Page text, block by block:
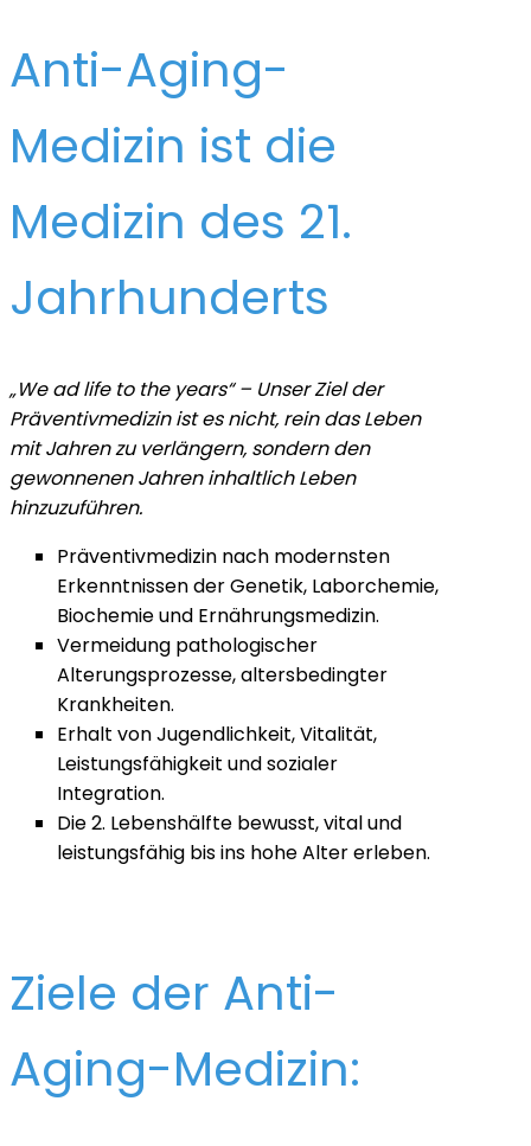
Anti-Aging-
Medizin ist die
Medizin des 21.
Jahrhunderts
„We ad life to the years“ – Unser Ziel der
Präventivmedizin ist es nicht, rein das Leben
mit Jahren zu verlängern, sondern den
gewonnenen Jahren inhaltlich Leben
hinzuzuführen.
Präventivmedizin nach modernsten
Erkenntnissen der Genetik, Laborchemie,
Biochemie und Ernährungsmedizin.
Vermeidung pathologischer
Alterungsprozesse, altersbedingter
Krankheiten.
Erhalt von Jugendlichkeit, Vitalität,
Leistungsfähigkeit und sozialer
Integration.
Die 2. Lebenshälfte bewusst, vital und
leistungsfähig bis ins hohe Alter erleben.
Ziele der Anti-
Aging-Medizin: